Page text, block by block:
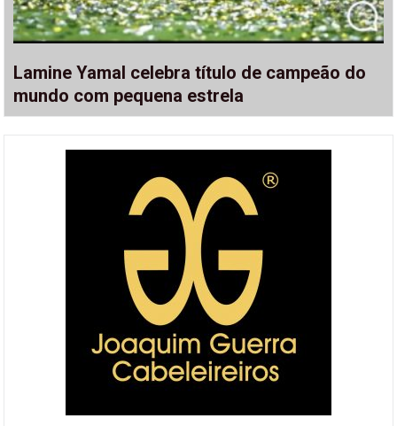
Lamine Yamal celebra título de campeão do
mundo com pequena estrela